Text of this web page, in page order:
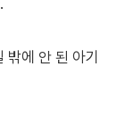
밖에 안 된 아기